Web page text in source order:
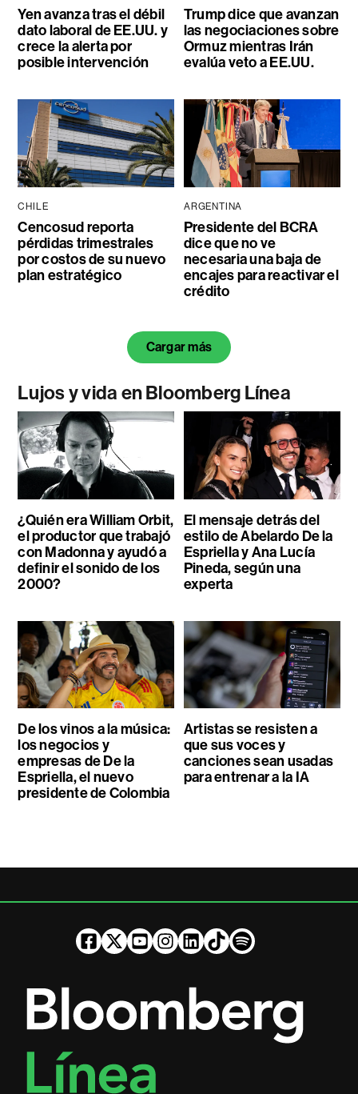
Yen avanza tras el débil
dato laboral de EE.UU. y
crece la alerta por
posible intervención
Trump dice que avanzan
las negociaciones sobre
Ormuz mientras Irán
evalúa veto a EE.UU.
CHILE
Cencosud reporta
pérdidas trimestrales
por costos de su nuevo
plan estratégico
ARGENTINA
Presidente del BCRA
dice que no ve
necesaria una baja de
encajes para reactivar el
crédito
Cargar más
Lujos y vida en Bloomberg Línea
¿Quién era William Orbit,
el productor que trabajó
con Madonna y ayudó a
definir el sonido de los
2000?
El mensaje detrás del
estilo de Abelardo De la
Espriella y Ana Lucía
Pineda, según una
experta
De los vinos a la música:
los negocios y
empresas de De la
Espriella, el nuevo
presidente de Colombia
Artistas se resisten a
que sus voces y
canciones sean usadas
para entrenar a la IA